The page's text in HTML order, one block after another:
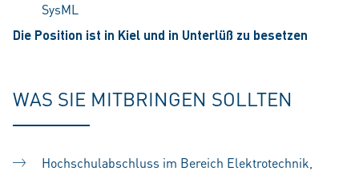
SysML
Die Position ist in Kiel und in Unterlüß zu besetzen
WAS SIE MITBRINGEN SOLLTEN
Hochschulabschluss im Bereich Elektrotechnik,